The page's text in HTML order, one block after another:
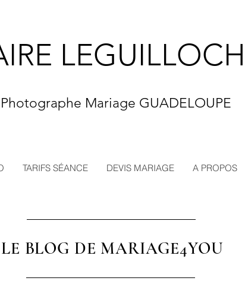
Photographe Mariage GUADELOUPE
TARIFS SÉANCE DEVIS MARIAGE A PROPOS
LE BLOG DE MARIAGE4YOU